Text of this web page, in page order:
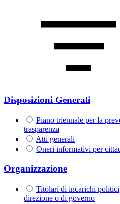
Disposizioni Generali
Piano triennale per la
trasparenza
Atti generali
Oneri informativi per
Organizzazione
Titolari di incarichi
direzione o di governo